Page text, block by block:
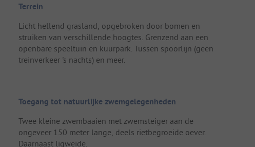
Terrein
Licht hellend grasland, opgebroken door bomen en
struiken van verschillende hoogtes. Grenzend aan een
openbare speeltuin en kuurpark. Tussen spoorlijn (geen
treinverkeer 's nachts) en meer.
Toegang tot natuurlijke zwemgelegenheden
Twee kleine zwembaaien met zwemsteiger aan de
ongeveer 150 meter lange, deels rietbegroeide oever.
Daarnaast ligweide.